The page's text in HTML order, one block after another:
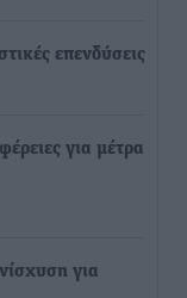
επενδύσεις
για μέτρα
για